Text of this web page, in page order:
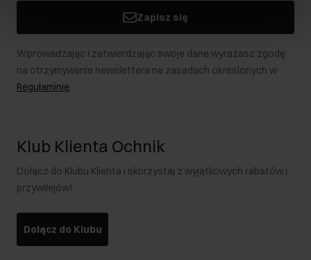
Zapisz się
Wprowadzając i zatwierdzając swoje dane wyrażasz zgodę
na otrzymywanie newslettera na zasadach określonych w
Regulaminie.
Klub Klienta Ochnik
Dołącz do Klubu Klienta i skorzystaj z wyjątkowych rabatów i
przywilejów!
Dołącz do Klubu